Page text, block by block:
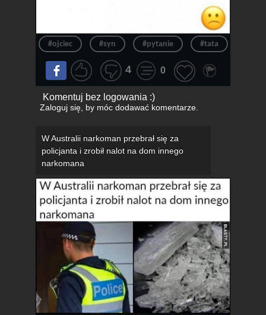
#ojciec #syn #pytanie #tata
4 0
Komentuj bez logowania :)
Zaloguj się, by móc dodawać komentarze.
W Australii narkoman przebrał się za
policjanta i zrobił nalot na dom innego
narkomana